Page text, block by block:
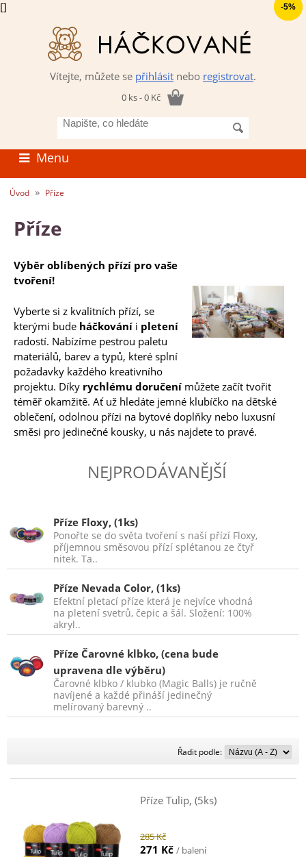
[]
Vítejte, můžete se přihlásit nebo registrovat.
0 ks - 0 Kč
co
hledáte
Menu
Úvod » Příze
Příze
Výběr oblíbených přízí pro vaše
tvoření!
Vyberte si z kvalitních přízí, se
kterými bude háčkování i pletení
radostí. Nabízíme pestrou paletu
materiálů, barev a typů, které splní
požadavky každého kreativního
projektu. Díky rychlému doručení můžete začít tvořit
téměř okamžitě. Ať už hledáte jemné klubíčko na dětské
oblečení, odolnou přízi na bytové doplňky nebo luxusní
směsi pro jedinečné kousky, u nás najdete to pravé.
NEJPRODÁVANĚJŠÍ
-33%
Příze Floxy, (1ks)
Ponořte se do světa tvoření s naší přízí Floxy,
příjemnou směsovou přízí splétanou ze čtyř
nitek. Ta..
-5%
Příze Nevada Color, (1ks)
Efektní pletací příze která je nejvíce vhodná
na pletení svetrů, čepic a šál. Složení: 100%
akryl..
Příze Čarovné klbko, (cena bude
upravena dle výběru)
Čarovné klbko / klubko (Magic Balls) je ručně
navíjené a každé přináší jedinečný
melírovaný barevný ..
Řadit podle:
Řadit
Příze Tulip, (5ks)
285 Kč
271 Kč / balení